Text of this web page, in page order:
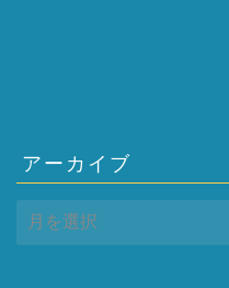
アーカイブ
ア
ー